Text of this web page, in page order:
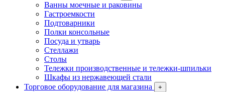
Ванны моечные и раковины
Гастроемкости
Подтоварники
Полки консольные
Посуда и утварь
Стеллажи
Столы
Тележки производственные и тележки-шпильки
Шкафы из нержавеющей стали
Торговое оборудование для магазина
+